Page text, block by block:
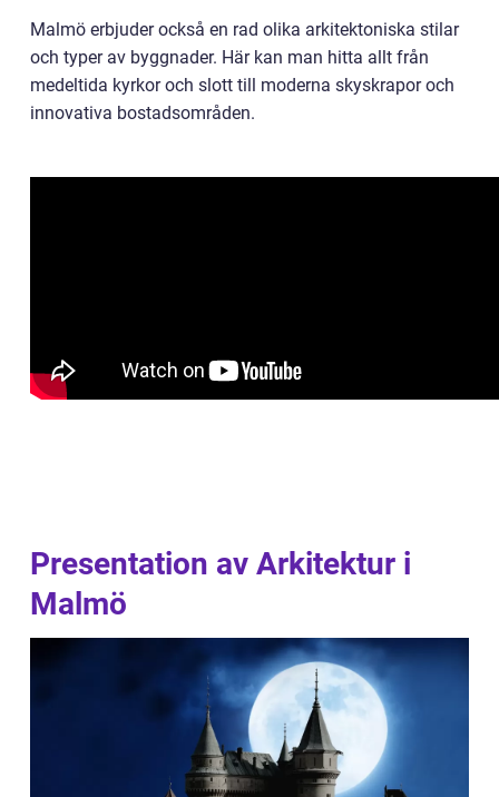
Malmö erbjuder också en rad olika arkitektoniska stilar
och typer av byggnader. Här kan man hitta allt från
medeltida kyrkor och slott till moderna skyskrapor och
innovativa bostadsområden.
Presentation av Arkitektur i
Malmö